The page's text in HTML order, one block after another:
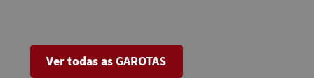
Ver todas as GAROTAS